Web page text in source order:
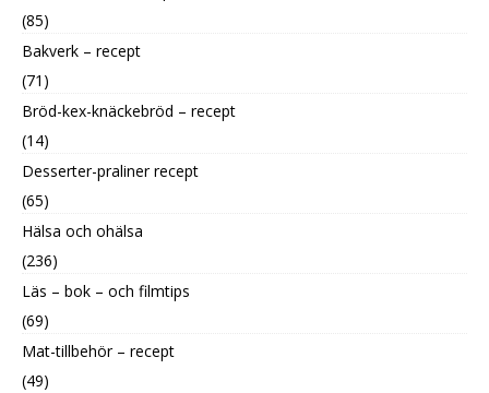
(85)
Bakverk – recept
(71)
Bröd-kex-knäckebröd – recept
(14)
Desserter-praliner recept
(65)
Hälsa och ohälsa
(236)
Läs – bok – och filmtips
(69)
Mat-tillbehör – recept
(49)